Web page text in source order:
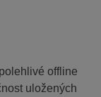
offline
uložených